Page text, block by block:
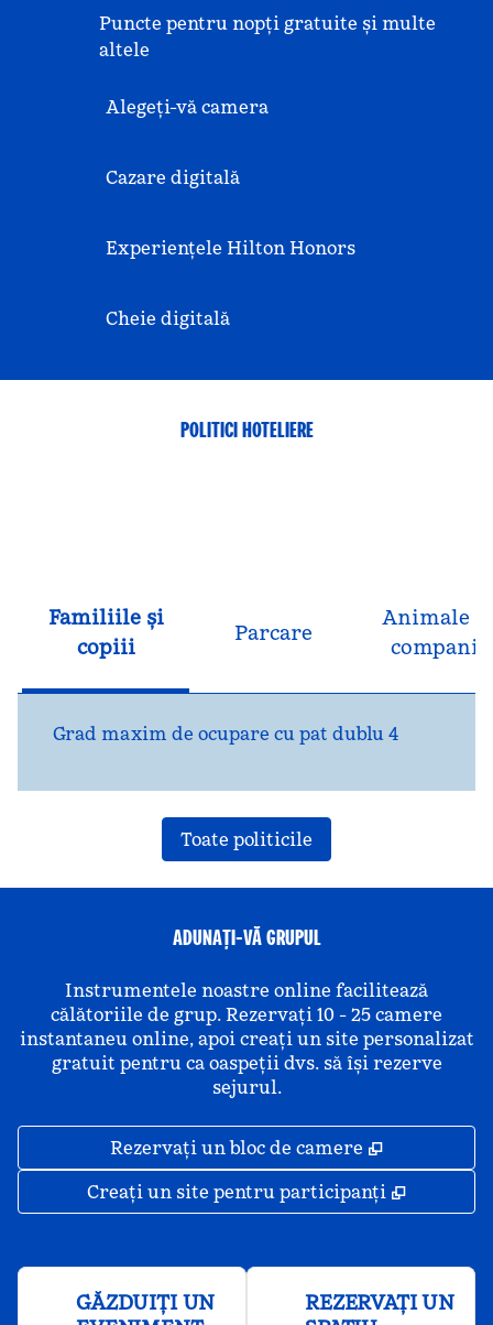
Puncte pentru nopți gratuite și multe
altele
Alegeți-vă camera
Cazare digitală
Experiențele Hilton Honors
Cheie digitală
POLITICI HOTELIERE
Familiile și
copiii
Parcare
Animale
companie
Grad maxim de ocupare cu pat dublu 4
Toate politicile
ADUNAȚI-VĂ GRUPUL
Instrumentele noastre online facilitează
călătoriile de grup. Rezervați 10 - 25 camere
instantaneu online, apoi creați un site personalizat
gratuit pentru ca oaspeții dvs. să își rezerve
sejurul.
Rezervați un bloc de camere ,
Creați un site pentru participanți ,
GĂZDUIȚI UN
REZERVAȚI UN